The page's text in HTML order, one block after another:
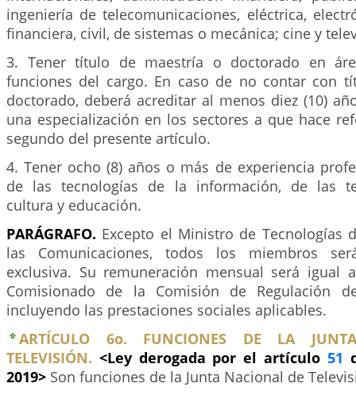
ingeniería de telecomunicaciones, eléctrica,
financiera, civil, de sistemas o mecánica; cine y
3. Tener título de maestría o doctorado en
funciones del cargo. En caso de no contar con
doctorado, deberá acreditar al menos diez (10)
una especialización en los sectores a que hace
segundo del presente artículo.
4. Tener ocho (8) años o más de experiencia
de las tecnologías de la información, de las
cultura y educación.
PARÁGRAFO. Excepto el Ministro de Tecnologías
las Comunicaciones, todos los miembros
exclusiva. Su remuneración mensual será igual
Comisionado de la Comisión de Regulación
incluyendo las prestaciones sociales aplicables.
ARTÍCULO 6o. FUNCIONES DE LA
TELEVISIÓN. <Ley derogada por el artículo 51
2019> Son funciones de la Junta Nacional de